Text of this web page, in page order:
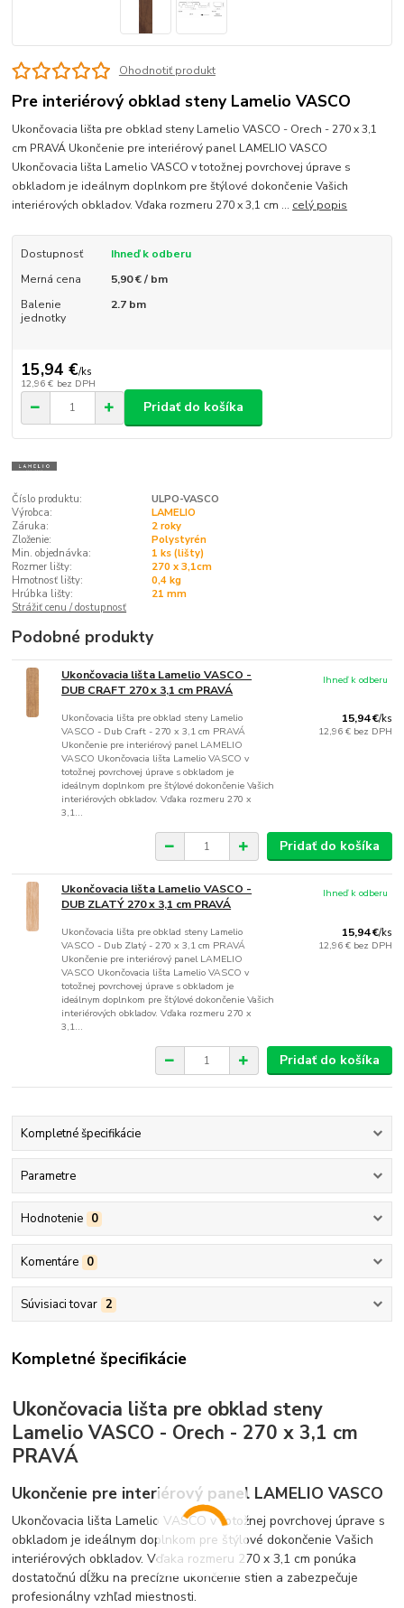
Ohodnotiť produkt
Pre interiérový obklad steny Lamelio VASCO
Ukončovacia lišta pre obklad steny Lamelio VASCO - Orech - 270 x 3,1
cm PRAVÁ Ukončenie pre interiérový panel LAMELIO VASCO
Ukončovacia lišta Lamelio VASCO v totožnej povrchovej úprave s
obkladom je ideálnym doplnkom pre štýlové dokončenie Vašich
interiérových obkladov. Vďaka rozmeru 270 x 3,1 cm ... celý popis
Dostupnosť
Ihneď k odberu
Merná cena
5,90 € / bm
Balenie
jednotky
2.7 bm
15,94 €/ks
12,96 € bez DPH
Pridať do košíka
Číslo produktu:
ULPO-VASCO
Výrobca:
LAMELIO
Záruka:
2 roky
Zloženie:
Polystyrén
Min. objednávka:
1 ks (lišty)
Rozmer lišty:
270 x 3,1cm
Hmotnosť lišty:
0,4 kg
Hrúbka lišty:
21 mm
Strážiť cenu / dostupnosť
Podobné produkty
Ukončovacia lišta Lamelio VASCO -
DUB CRAFT 270 x 3,1 cm PRAVÁ
Ukončovacia lišta pre obklad steny Lamelio
VASCO - Dub Craft - 270 x 3,1 cm PRAVÁ
Ukončenie pre interiérový panel LAMELIO
VASCO Ukončovacia lišta Lamelio VASCO v
totožnej povrchovej úprave s obkladom je
ideálnym doplnkom pre štýlové dokončenie Vašich
interiérových obkladov. Vďaka rozmeru 270 x
3,1...
15,94 €/ks
12,96 € bez DPH
Ihneď k odberu
Pridať do košíka
Ukončovacia lišta Lamelio VASCO -
DUB ZLATÝ 270 x 3,1 cm PRAVÁ
Ukončovacia lišta pre obklad steny Lamelio
VASCO - Dub Zlatý - 270 x 3,1 cm PRAVÁ
Ukončenie pre interiérový panel LAMELIO
VASCO Ukončovacia lišta Lamelio VASCO v
totožnej povrchovej úprave s obkladom je
ideálnym doplnkom pre štýlové dokončenie Vašich
interiérových obkladov. Vďaka rozmeru 270 x
3,1...
15,94 €/ks
12,96 € bez DPH
Ihneď k odberu
Pridať do košíka
Kompletné špecifikácie
Parametre
Hodnotenie 0
Komentáre 0
Súvisiaci tovar 2
Kompletné špecifikácie
Ukončovacia lišta pre obklad steny
Lamelio VASCO - Orech - 270 x 3,1 cm
PRAVÁ
Ukončenie pre interiérový panel LAMELIO VASCO
Ukončovacia lišta Lamelio VASCO v totožnej povrchovej úprave s
obkladom je ideálnym doplnkom pre štýlové dokončenie Vašich
interiérových obkladov. Vďaka rozmeru 270 x 3,1 cm ponúka
dostatočnú dĺžku na precízne ukončenie stien a zabezpečuje
profesionálny vzhľad miestnosti.